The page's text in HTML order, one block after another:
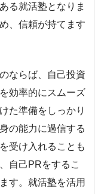
る就活塾となりま
、信頼が持てます
ならば、自己投資
効率的にスムーズ
た準備をしっかり
の能力に過信する
受け入れることも
自己PRをするこ
す。就活塾を活用